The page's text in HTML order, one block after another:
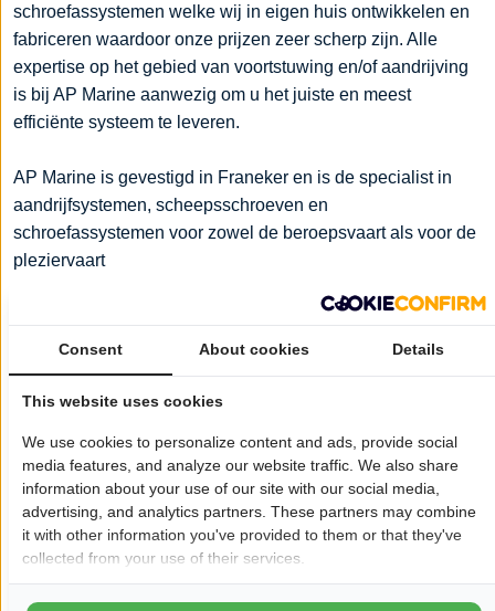
schroefassystemen welke wij in eigen huis ontwikkelen en
fabriceren waardoor onze prijzen zeer scherp zijn. Alle
expertise op het gebied van voortstuwing en/of aandrijving
is bij AP Marine aanwezig om u het juiste en meest
efficiënte systeem te leveren.
AP Marine is gevestigd in Franeker en is de specialist in
aandrijfsystemen, scheepsschroeven en
schroefassystemen voor zowel de beroepsvaart als voor de
pleziervaart
Wil je dat jouw bedrijf hier ook staat?Meld je aan!
Pagina delen op:
Openingstijden
Maandag:
09:00 - 17:00
Dinsdag:
09:00 - 17:00
Woensdag:
Donderdag:
09:00 - 17:00
Consent About cookies Details
This website uses cookies
We use cookies to personalize content and ads, provide social
media features, and analyze our website traffic. We also share
information about your use of our site with our social media,
advertising, and analytics partners. These partners may combine
it with other information you've provided to them or that they've
collected from your use of their services.